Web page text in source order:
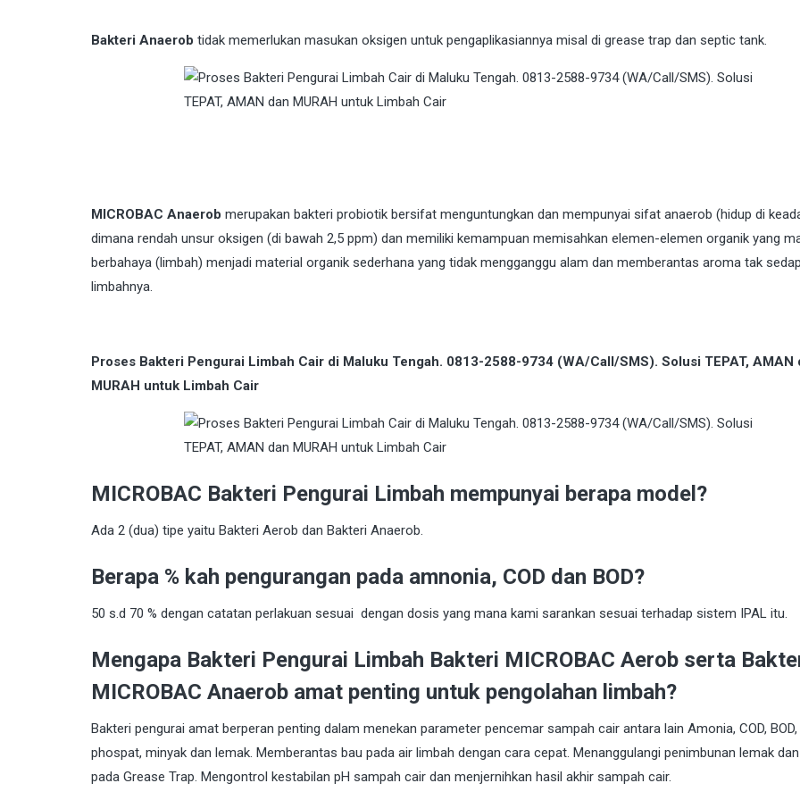
Bakteri Anaerob tidak memerlukan masukan oksigen untuk pengaplikasiannya misal di grease trap dan septic tank.
MICROBAC Anaerob merupakan bakteri probiotik bersifat menguntungkan dan mempunyai sifat anaerob (hidup di
dimana rendah unsur oksigen (di bawah 2,5 ppm) dan memiliki kemampuan memisahkan elemen-elemen organik yang
berbahaya (limbah) menjadi material organik sederhana yang tidak mengganggu alam dan memberantas aroma tak sedap
limbahnya.
Proses Bakteri Pengurai Limbah Cair di Maluku Tengah. 0813-2588-9734 (WA/Call/SMS). Solusi TEPAT, AMAN
MURAH untuk Limbah Cair
MICROBAC Bakteri Pengurai Limbah mempunyai berapa model?
Ada 2 (dua) tipe yaitu Bakteri Aerob dan Bakteri Anaerob.
Berapa % kah pengurangan pada amnonia, COD dan BOD?
50 s.d 70 % dengan catatan perlakuan sesuai dengan dosis yang mana kami sarankan sesuai terhadap sistem IPAL itu.
Mengapa Bakteri Pengurai Limbah Bakteri MICROBAC Aerob serta
MICROBAC Anaerob amat penting untuk pengolahan limbah?
Bakteri pengurai amat berperan penting dalam menekan parameter pencemar sampah cair antara lain Amonia, COD, BOD,
phospat, minyak dan lemak. Memberantas bau pada air limbah dengan cara cepat. Menanggulangi penimbunan lemak
pada Grease Trap. Mengontrol kestabilan pH sampah cair dan menjernihkan hasil akhir sampah cair.